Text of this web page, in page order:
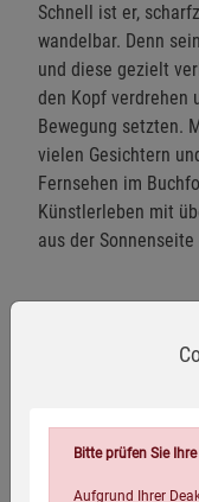
Schnell ist er,
wandelbar. Denn
und diese gezielt
den Kopf verdrehen
Bewegung setzten.
vielen Gesichtern
Fernsehen im
Künstlerleben mit
aus der
Bitte prüfen Sie
Aufgrund Ihrer